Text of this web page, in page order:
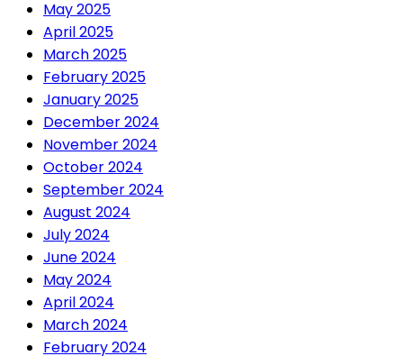
May 2025
April 2025
March 2025
February 2025
January 2025
December 2024
November 2024
October 2024
September 2024
August 2024
July 2024
June 2024
May 2024
April 2024
March 2024
February 2024